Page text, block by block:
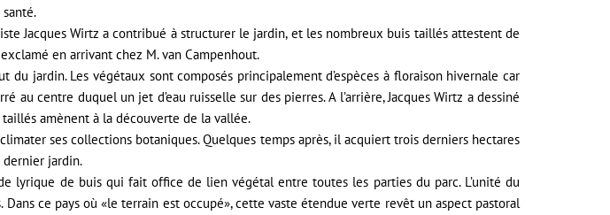
Jacques Wirtz a contribué à structurer le jardin, et les nombreux buis taillés attestent de
en arrivant chez M. van Campenhout.
jardin. Les végétaux sont composés principalement d’espèces à floraison hivernale car
centre duquel un jet d’eau ruisselle sur des pierres. A l’arrière, Jacques Wirtz a dessiné
amènent à la découverte de la vallée.
ses collections botaniques. Quelques temps après, il acquiert trois derniers hectares
dernier jardin.
lyrique de buis qui fait office de lien végétal entre toutes les parties du parc. L’unité du
ce pays où «le terrain est occupé», cette vaste étendue verte revêt un aspect pastoral